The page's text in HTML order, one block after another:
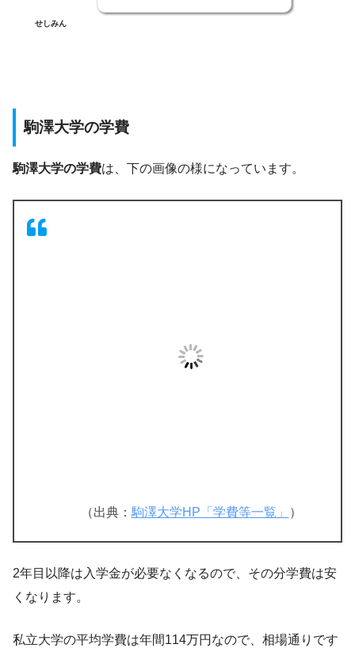
せしみん
駒澤大学の学費
駒澤大学の学費は、下の画像の様になっています。
（出典： 駒澤大学HP「学費等一覧」 ）
2年目以降は入学金が必要なくなるので、その分学費は安
くなります。
私立大学の平均学費は年間114万円なので、相場通りです